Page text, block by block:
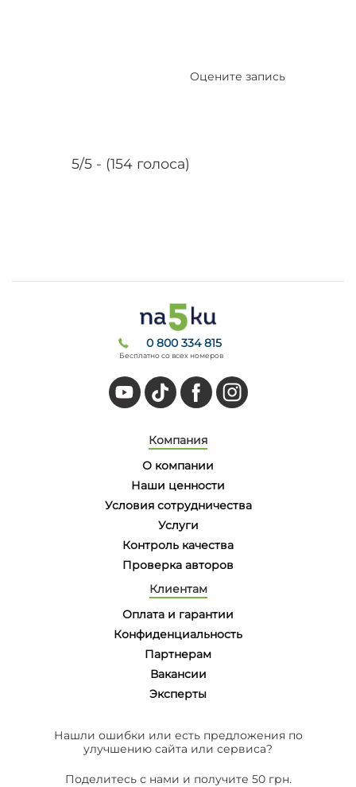
5/5 - (154 голоса)
Оцените запись
0 800 334 815
Бесплатно со всех номеров
Компания
О компании
Наши ценности
Условия сотрудничества
Услуги
Контроль качества
Проверка авторов
Клиентам
Оплата и гарантии
Конфиденциальность
Партнерам
Вакансии
Эксперты
Нашли ошибки или есть предложения по
улучшению сайта или сервиса?
Поделитесь с нами и получите 50 грн.